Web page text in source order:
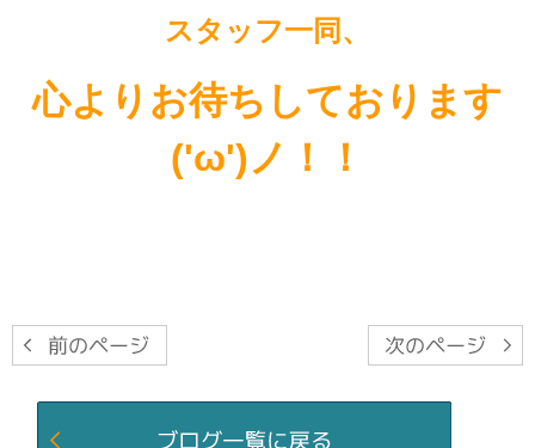
スタッフ一同、
心よりお待ちしております
('ω')ノ！！